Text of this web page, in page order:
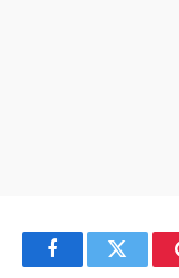
FacebookTwitter